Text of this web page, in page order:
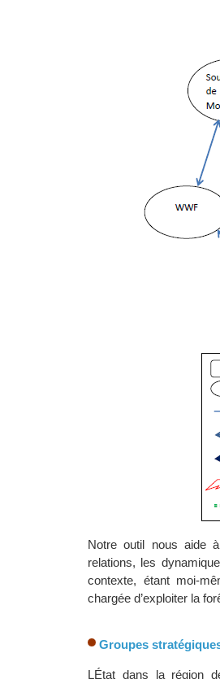
Notre outil nous aide
relations, les
contexte, étant moi-
chargée d’exploiter la
Groupes
LÉtat dans la région